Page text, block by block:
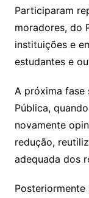
Participaram
moradores, do
instituições e
estudantes e
A próxima fase
Pública,
novamente
redução,
adequada dos
Posteriormente